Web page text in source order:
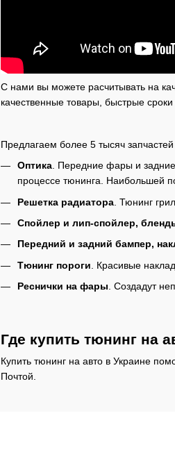
С нами вы можете расчитывать на
качественные товары, быстрые
Предлагаем более 5 тысяч
Оптика. Передние фары и задние
процессе тюнинга. Наибольшей
Решетка радиатора. Тюнинг
Спойлер и лип-спойлер,
Передний и задний бампер,
Тюнинг пороги . Красивые
Реснички на фары . Создадут
Где купить тюнинг на
Купить тюнинг на авто в Украине
Почтой.